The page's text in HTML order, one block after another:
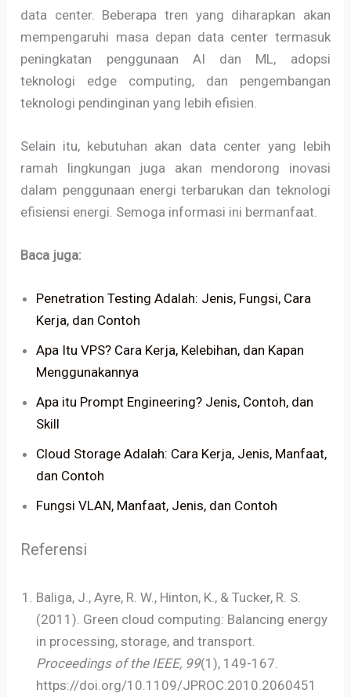
data center. Beberapa tren yang diharapkan akan
mempengaruhi masa depan data center termasuk
peningkatan penggunaan AI dan ML, adopsi
teknologi edge computing, dan pengembangan
teknologi pendinginan yang lebih efisien.
Selain itu, kebutuhan akan data center yang lebih
ramah lingkungan juga akan mendorong inovasi
dalam penggunaan energi terbarukan dan teknologi
efisiensi energi. Semoga informasi ini bermanfaat.
Baca juga:
Penetration Testing Adalah: Jenis, Fungsi, Cara
Kerja, dan Contoh
Apa Itu VPS? Cara Kerja, Kelebihan, dan Kapan
Menggunakannya
Apa itu Prompt Engineering? Jenis, Contoh, dan
Skill
Cloud Storage Adalah: Cara Kerja, Jenis, Manfaat,
dan Contoh
Fungsi VLAN, Manfaat, Jenis, dan Contoh
Referensi
Baliga, J., Ayre, R. W., Hinton, K., & Tucker, R. S.
(2011). Green cloud computing: Balancing energy
in processing, storage, and transport.
Proceedings of the IEEE, 99(1), 149-167.
https://doi.org/10.1109/JPROC.2010.2060451